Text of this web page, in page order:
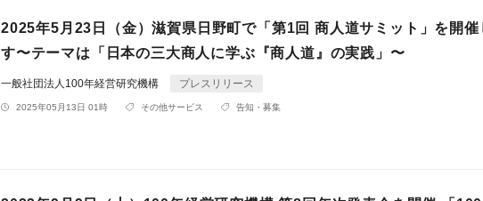
2025年5月23日（金）滋賀県日野町で「第1回 商人道サミット」を開催
す〜テーマは「日本の三大商人に学ぶ『商人道』の実践」〜
一般社団法人100年経営研究機構 プレスリリース
2025年05月13日 01時 その他サービス 告知・募集